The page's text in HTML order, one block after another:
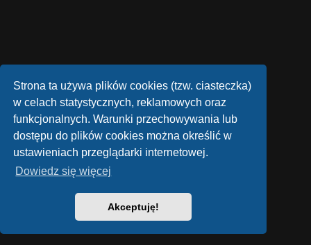
Strona ta używa plików cookies (tzw. ciasteczka)
w celach statystycznych, reklamowych oraz
funkcjonalnych. Warunki przechowywania lub
dostępu do plików cookies można określić w
ustawieniach przeglądarki internetowej.
Dowiedz się więcej
Akceptuję!